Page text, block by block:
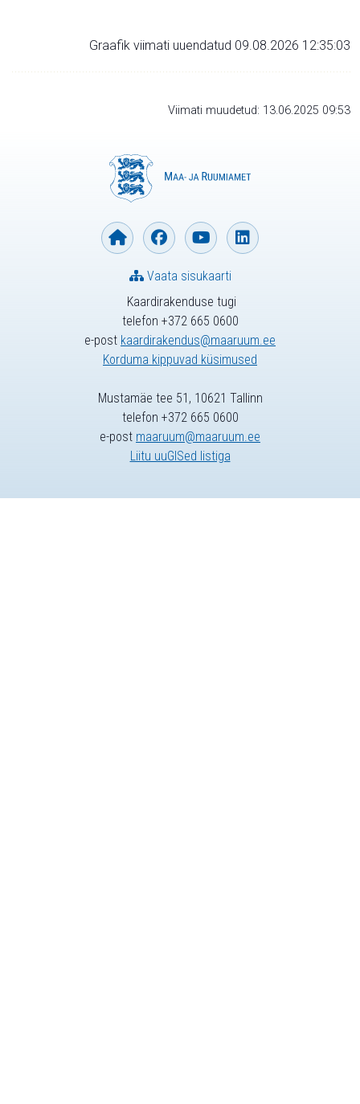
Graafik viimati uuendatud 09.08.2026 12:35:03
Viimati muudetud: 13.06.2025 09:53
Kaardirakenduse tugi
telefon +372 665 0600
e-post kaardirakendus@maaruum.ee
Korduma kippuvad küsimused
Vaata sisukaarti
Mustamäe tee 51, 10621 Tallinn
telefon +372 665 0600
e-post maaruum@maaruum.ee
Liitu uuGISed listiga